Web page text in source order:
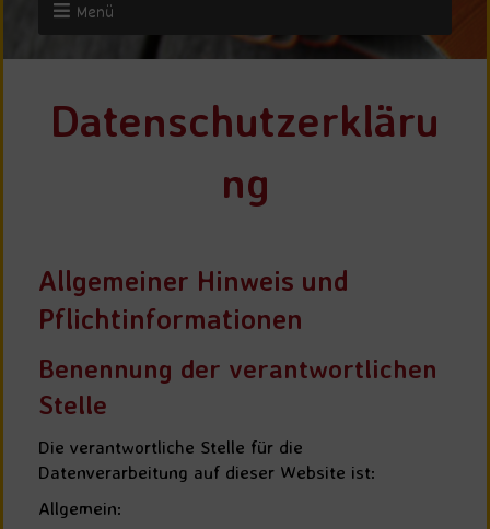
Menü
Datenschutzerkläru
ng
Allgemeiner Hinweis und
Pflichtinformationen
Benennung der verantwortlichen
Stelle
Die verantwortliche Stelle für die
Datenverarbeitung auf dieser Website ist:
Allgemein: